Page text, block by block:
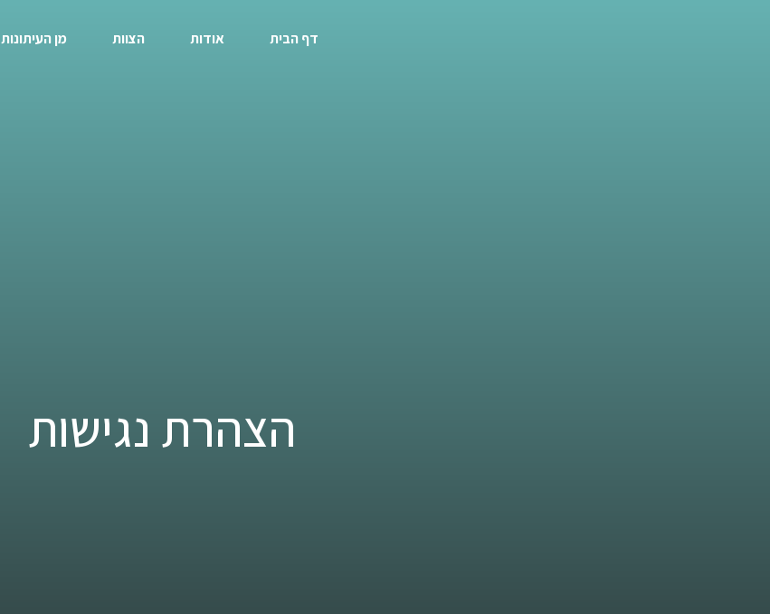
דף הבית אודות הצוות מן העיתונות
הצהרת נגישות